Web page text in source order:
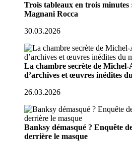
Trois tableaux en trois
Magnani Rocca
30.03.2026
La chambre secrète de Michel-
d’archives et œuvres inédites
26.03.2026
Banksy démasqué ? Enquête
derrière le masque